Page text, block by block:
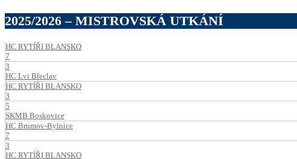
2025/2026 – MISTROVSKÁ UTKÁNÍ
HC RYTÍŘI BLANSKO
7
3
HC Lvi Břeclav
HC RYTÍŘI BLANSKO
3
5
SKMB Boskovice
HC Brumov-Bylnice
7
3
HC RYTÍŘI BLANSKO